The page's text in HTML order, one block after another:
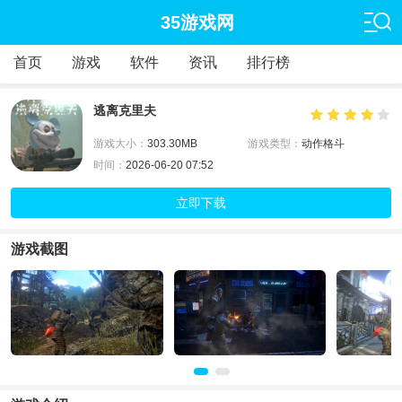
35游戏网
首页 游戏 软件 资讯 排行榜
逃离克里夫
游戏大小： 303.30MB 游戏类型： 动作格斗
时间： 2026-06-20 07:52
立即下载
游戏截图